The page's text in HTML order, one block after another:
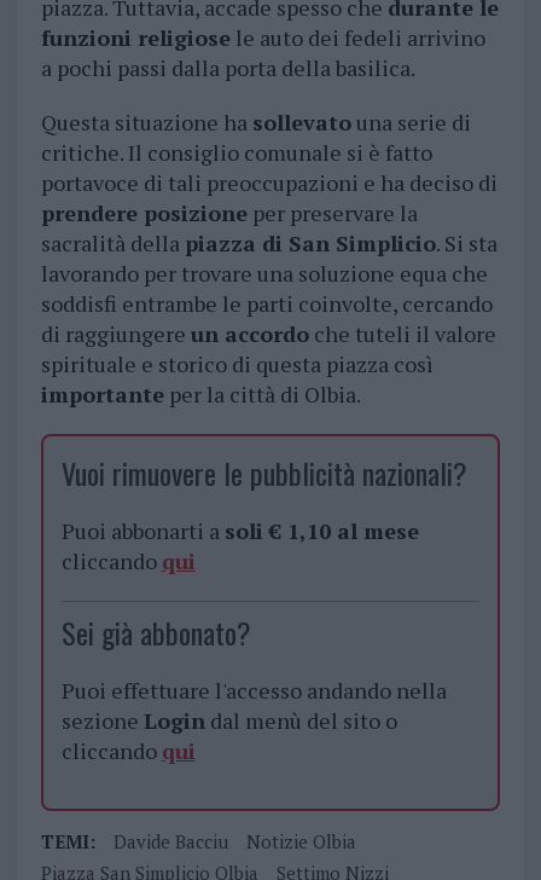
piazza. Tuttavia, accade spesso che durante le
funzioni religiosele auto dei fedeli arrivino
a pochi passi dalla porta della basilica.
Questa situazione ha sollevatouna serie di
critiche. Il consiglio comunale si è fatto
portavoce di tali preoccupazioni e ha deciso di
prendere posizioneper preservare la
sacralità della piazza di San Simplicio. Si sta
lavorando per trovare una soluzione equa che
soddisfi entrambe le parti coinvolte, cercando
di raggiungere un accordoche tuteli il valore
spirituale e storico di questa piazza così
importanteper la città di Olbia.
Vuoi rimuovere le pubblicità nazionali?
Puoi abbonarti a soli € 1,10 al mese
cliccando qui
Sei già abbonato?
Puoi effettuare l'accesso andando nella
sezione Logindal menù del sito o
cliccando qui
TEMI: Davide Bacciu
Notizie Olbia
Piazza San Simplicio Olbia
Settimo Nizzi